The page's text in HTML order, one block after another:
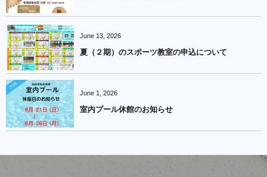
June 13, 2026
夏（２期）のスポーツ教室の申込について
June 1 2026
室内プール休館のお知らせ